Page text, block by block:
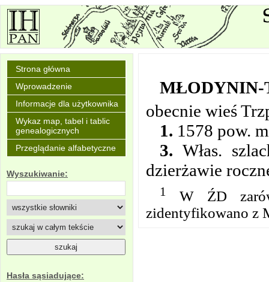
Strona główna
Wprowadzenie
Informacje dla użytkownika
Wykaz map, tabel i tablic
genealogicznych
Przeglądanie alfabetyczne
Wyszukiwanie:
Hasła sąsiadujące:
obecnie wieś
1. 1578 pow.
3. Włas.
dzierżawie
1
W ŹD
zidentyfikowano z